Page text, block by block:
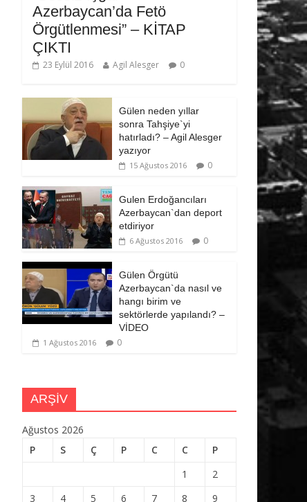
Azerbaycan’da Fetö
Örgütlenmesi” – KİTAP
ÇIKTI
23 Eylül 2016 Agil Alesger 0
Gülen neden yıllar
sonra Tahşiye`yi
hatırladı? – Agil Alesger
yazıyor
15 Ağustos 2016 0
Gulen Erdoğancıları
Azerbaycan`dan deport
etdiriyor
6 Ağustos 2016 0
Gülen Örgütü
Azerbaycan`da nasıl ve
hangı birim ve
sektörlerde yapılandı? –
VİDEO
1 Ağustos 2016 0
ARŞİV
Ağustos 2026
P
S Ç P C C
P
1
2
3
4 5 6 7 8 9